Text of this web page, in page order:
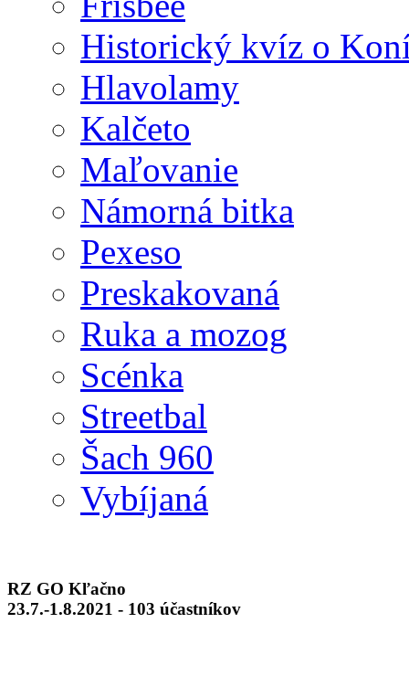
Historický kvíz o
Hlavolamy
Kalčeto
Maľovanie
Námorná bitka
Pexeso
Preskakovaná
Ruka a mozog
Scénka
Streetbal
Šach 960
Vybíjaná
RZ GO Kľačno
23.7.-1.8.2021 - 103 účastníkov